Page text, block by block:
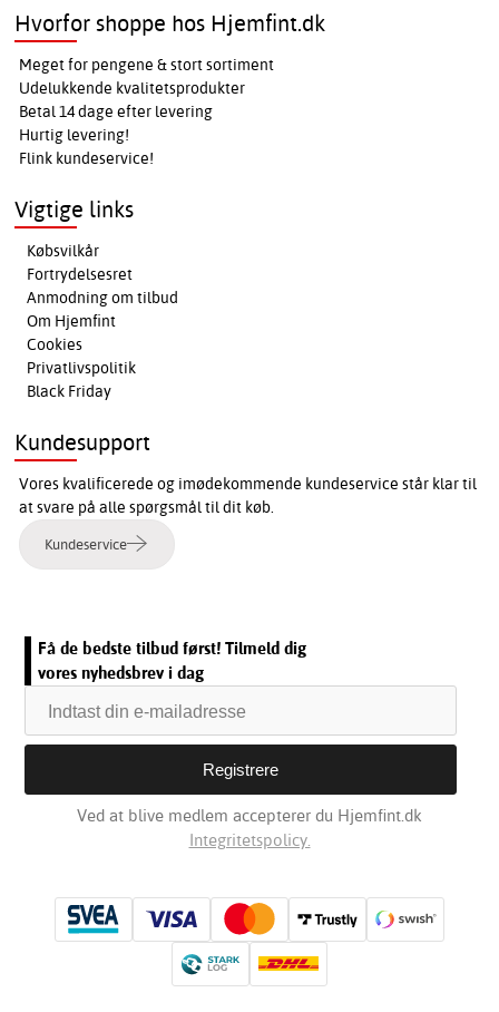
Hvorfor shoppe hos Hjemfint.dk
Meget for pengene & stort sortiment
Udelukkende kvalitetsprodukter
Betal 14 dage efter levering
Hurtig levering!
Flink kundeservice!
Vigtige links
Købsvilkår
Fortrydelsesret
Anmodning om tilbud
Om Hjemfint
Cookies
Privatlivspolitik
Black Friday
Kundesupport
Vores kvalificerede og imødekommende kundeservice står klar til
at svare på alle spørgsmål til dit køb.
Kundeservice
Få de bedste tilbud først! Tilmeld dig
vores nyhedsbrev i dag
Ved at blive medlem accepterer du Hjemfint.dk
Integritetspolicy.